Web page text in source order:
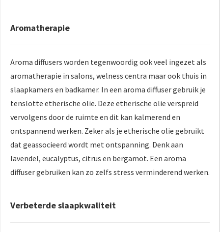
Aromatherapie
Aroma diffusers worden tegenwoordig ook veel ingezet als
aromatherapie in salons, welness centra maar ook thuis in
slaapkamers en badkamer. In een aroma diffuser gebruik je
tenslotte etherische olie. Deze etherische olie verspreid
vervolgens door de ruimte en dit kan kalmerend en
ontspannend werken. Zeker als je etherische olie gebruikt
dat geassocieerd wordt met ontspanning. Denk aan
lavendel, eucalyptus, citrus en bergamot. Een aroma
diffuser gebruiken kan zo zelfs stress verminderend werken.
Verbeterde slaapkwaliteit